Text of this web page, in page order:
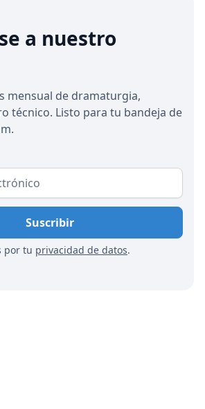
a nuestro
mensual de dramaturgia,
técnico. Listo para tu bandeja de
por tu privacidad de datos.